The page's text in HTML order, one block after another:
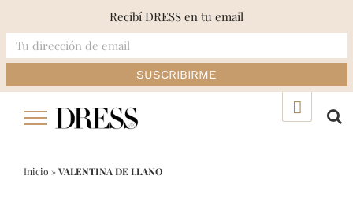
Inicio »VALENTINA DE LLANO
Recibí DRESS en tu email